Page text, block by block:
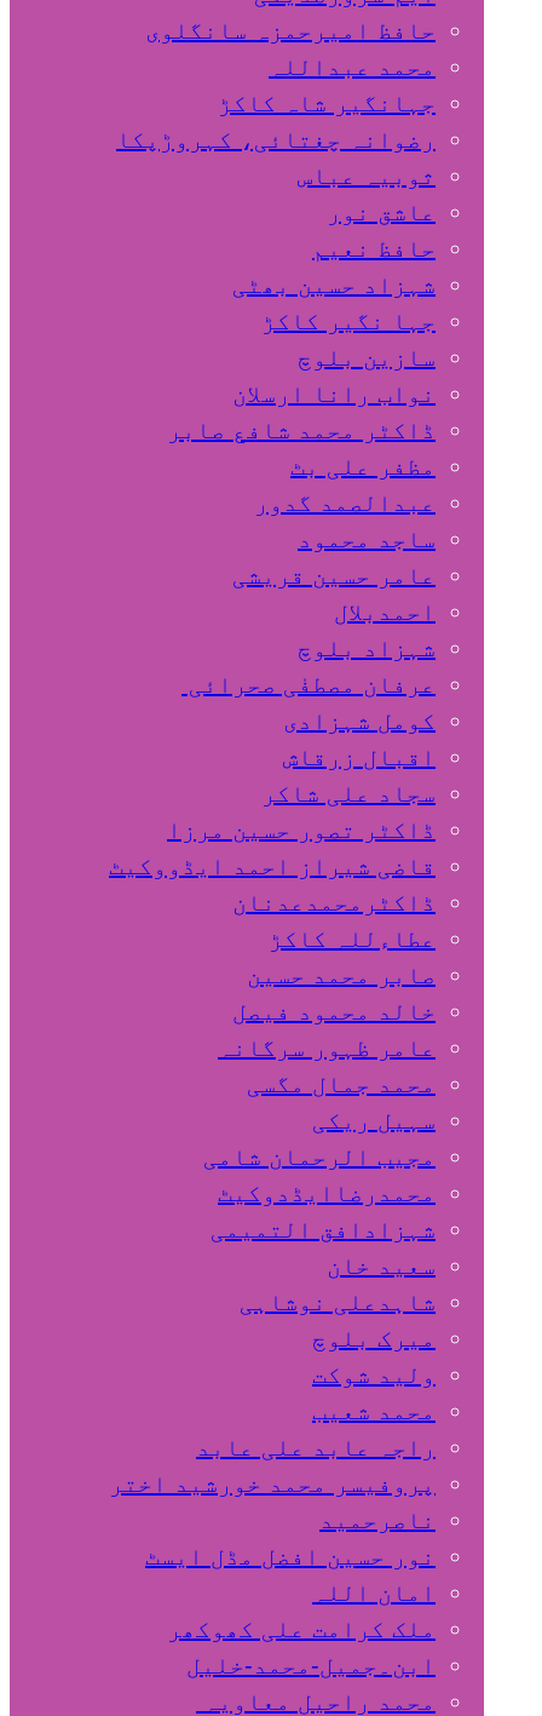
حافظ امیرحمزہ سانگلوی
محمد عبداللہ
جہانگیر شاہ کاکڑ
رضوانہ چغتائی، کہروڑپکا
ثوبیہ عباس
عاشق نور
حافظ نعیم
شہزاد حسین بھٹی
جہا نگیر کاکڑ
سازین بلوچ
نواب رانا ارسلان
ڈاکٹر محمد شافع صابر
مظفر علی بٹ
عبدالصمد گدور
ساجد محمود
عامر حسین قریشی
اﺣﻤﺪﺑﻼل
شہزاد بلوچ
عرفان مصطفٰی صحرائی
کومل شہزادی
اقبال زرقاش
سجاد علی شاکر
ڈاکٹر تصور حسین مرزا
قاضی شیراز احمد ایڈووکیٹ
ڈاکٹرمحمدعدنان
عطاءللہ کاکڑ
صابر محمد حسین
خالد محمود فیصل
عامر ظہور سرگانہ
محمد جمال مگسی
سہیل ريكی
مجیب الرحمان شامی
محمدرضاایڈدوکیٹ
شہزادافق التمیمی
سعید خان
شاہدعلی نوشاہی
میرک بلوچ
ولید شوکت
محمد شعیب
راجہ عابد علی عابد
پروفیسر محمد خورشید اختر
ناصرحمید
نور حسین افضل مڈل ایسٹ
امان اللہ
ملک کرامت علی کھوکھر
ابن۔جمیل-محمد-خلیل
محمد راحیل معاویہ